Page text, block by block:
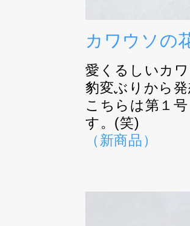
カワウソの
愛くるしいカ
豹変ぶりから
こちらは第１
す。(笑)
（新商品）